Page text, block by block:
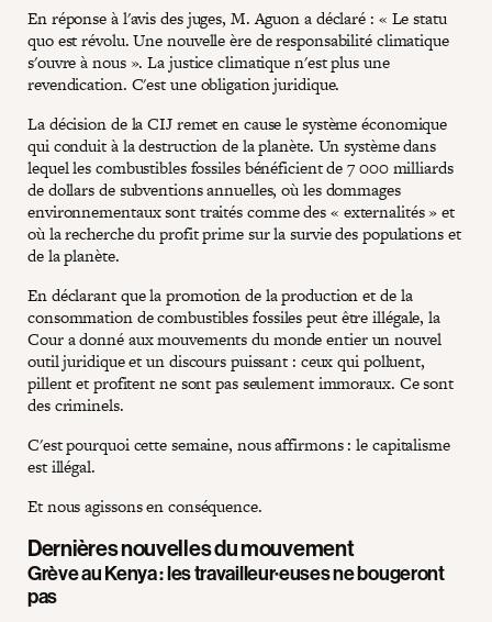
En réponse à l'avis des juges, M. Aguon a déclaré : « Le statu
quo est révolu. Une nouvelle ère de responsabilité climatique
s'ouvre à nous ». La justice climatique n'est plus une
revendication. C'est une obligation juridique.
La décision de la CIJ remet en cause le système économique
qui conduit à la destruction de la planète. Un système dans
lequel les combustibles fossiles bénéficient de 7 000 milliards
de dollars de subventions annuelles, où les dommages
environnementaux sont traités comme des « externalités » et
où la recherche du profit prime sur la survie des populations et
de la planète.
En déclarant que la promotion de la production et de la
consommation de combustibles fossiles peut être illégale, la
Cour a donné aux mouvements du monde entier un nouvel
outil juridique et un discours puissant : ceux qui polluent,
pillent et profitent ne sont pas seulement immoraux. Ce sont
des criminels.
C'est pourquoi cette semaine, nous affirmons : le capitalisme
est illégal.
Et nous agissons en conséquence.
Dernières nouvelles du mouvement
Grève au Kenya : les travailleur·euses ne bougeront
pas